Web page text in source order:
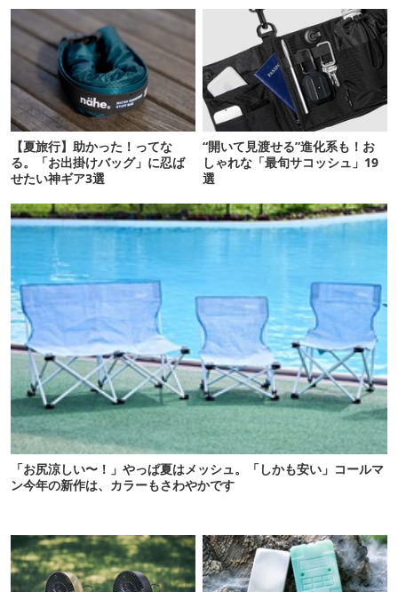
【夏旅行】助かった！ってな
る。「お出掛けバッグ」に忍ば
せたい神ギア3選
“開いて見渡せる”進化系も！お
しゃれな「最旬サコッシュ」19
選
「お尻涼しい〜！」やっぱ夏はメッシュ。「しかも安い」コールマ
ン今年の新作は、カラーもさわやかです